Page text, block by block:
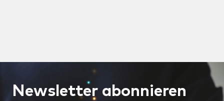
Newsletter abonnieren